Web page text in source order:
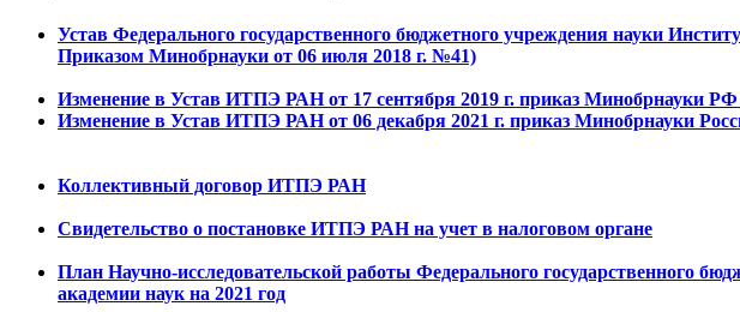
Устав Федерального государственного бюджетного учреждения науки
Приказом Минобрнауки от 06 июля 2018 г. №41)
Изменение в Устав ИТПЭ РАН от 17 сентября 2019 г. приказ Минобрнауки
Изменение в Устав ИТПЭ РАН от 06 декабря 2021 г. приказ Минобрнауки
Коллективный договор ИТПЭ РАН
Свидетельство о постановке ИТПЭ РАН на учет в налоговом органе
План Научно-исследовательской работы Федерального государственного
академии наук на 2021 год